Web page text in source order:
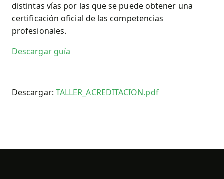
distintas vías por las que se puede obtener una
certificación oficial de las competencias
profesionales.
Descargar guía
Descargar: TALLER_ACREDITACION.pdf